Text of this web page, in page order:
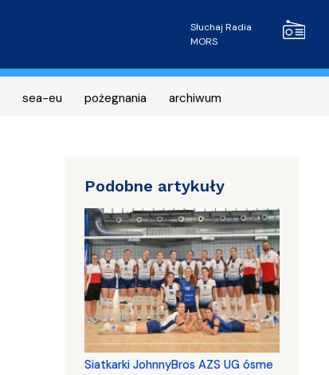
Radio
Słuchaj Radia
MORS
sea-eu pożegnania archiwum
Podobne artykuły
Siatkarki JohnnyBros AZS UG ósme